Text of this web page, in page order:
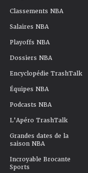
Classements NBA
Salaires NBA
Playoffs NBA
Dossiers NBA
Encyclopédie TrashTalk
Équipes NBA
Podcasts NBA
L'Apéro TrashTalk
Grandes dates de la
saison NBA
Incroyable Brocante
Sports